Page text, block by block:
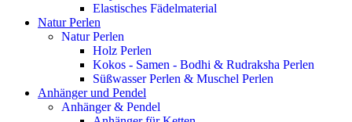
Elastisches Fädelmaterial
Natur Perlen
Natur Perlen
Holz Perlen
Kokos - Samen - Bodhi & Rudraksha Perlen
Süßwasser Perlen & Muschel Perlen
Anhänger und Pendel
Anhänger & Pendel